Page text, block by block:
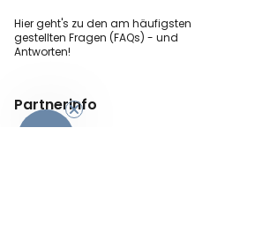
Hier geht's zu den am häufigsten
gestellten Fragen (FAQs) - und
Antworten!
Partnerinfo